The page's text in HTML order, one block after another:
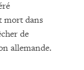
mort dans
de
allemande.